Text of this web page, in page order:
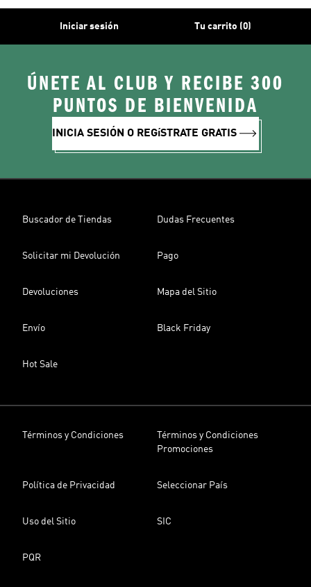
Iniciar sesión Tu carrito (0)
ÚNETE AL CLUB Y RECIBE 300
PUNTOS DE BIENVENIDA
INICIA SESIÓN O REGíSTRATE GRATIS
Buscador de Tiendas Dudas Frecuentes
Solicitar mi Devolución Pago
Devoluciones Mapa del Sitio
Envío Black Friday
Hot Sale
Términos y Condiciones
Términos y Condiciones
Promociones
Política de Privacidad Seleccionar País
Uso del Sitio SIC
PQR